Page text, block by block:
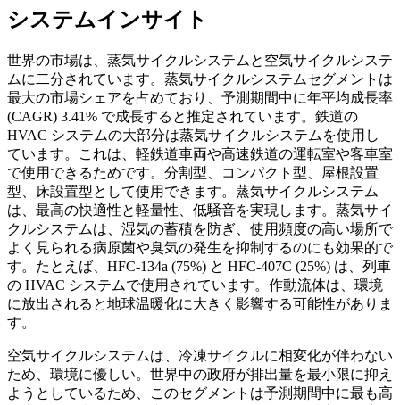
システムインサイト
世界の市場は、蒸気サイクルシステムと空気サイクルシステ
ムに二分されています。蒸気サイクルシステムセグメントは
最大の市場シェアを占めており、予測期間中に年平均成長率
(CAGR) 3.41% で成長すると推定されています。鉄道の
HVAC システムの大部分は蒸気サイクルシステムを使用し
ています。これは、軽鉄道車両や高速鉄道の運転室や客車室
で使用できるためです。分割型、コンパクト型、屋根設置
型、床設置型として使用できます。蒸気サイクルシステム
は、最高の快適性と軽量性、低騒音を実現します。蒸気サイ
クルシステムは、湿気の蓄積を防ぎ、使用頻度の高い場所で
よく見られる病原菌や臭気の発生を抑制するのにも効果的で
す。たとえば、HFC-134a (75%) と HFC-407C (25%) は、列車
の HVAC システムで使用されています。作動流体は、環境
に放出されると地球温暖化に大きく影響する可能性がありま
す。
空気サイクルシステムは、冷凍サイクルに相変化が伴わない
ため、環境に優しい。世界中の政府が排出量を最小限に抑え
ようとしているため、このセグメントは予測期間中に最も高